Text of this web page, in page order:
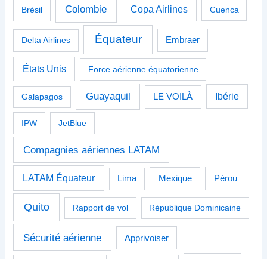
Brésil Colombie Copa Airlines Cuenca
Delta Airlines Équateur Embraer
États Unis Force aérienne équatorienne
Galapagos Guayaquil LE VOILÀ Ibérie
IPW JetBlue
Compagnies aériennes LATAM
LATAM Équateur Lima Mexique Pérou
Quito Rapport de vol République Dominicaine
Sécurité aérienne Apprivoiser